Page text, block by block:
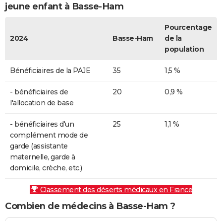
jeune enfant à Basse-Ham
2024 Basse-Ham
Pourcentage
de la
population
Bénéficiaires de la PAJE 35 1,5 %
- bénéficiaires de
l'allocation de base
20 0,9 %
- bénéficiaires d'un
complément mode de
garde (assistante
maternelle, garde à
domicile, crèche, etc.)
25 1,1 %
Classement des déserts médicaux en France
Combien de médecins à Basse-Ham ?